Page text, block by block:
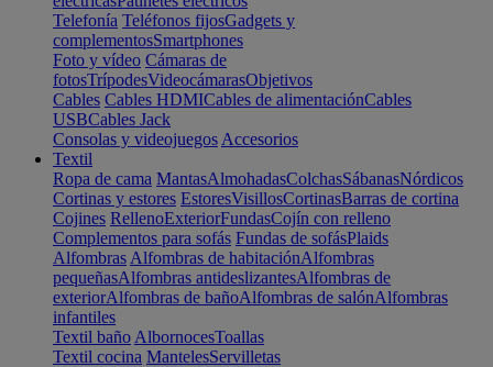
Telefonía Teléfonos fijosGadgets y
complementosSmartphones
Foto y vídeo Cámaras de
fotosTrípodesVideocámarasObjetivos
Cables Cables HDMICables de alimentaciónCables
USBCables Jack
Consolas y videojuegos Accesorios
Textil
Ropa de cama MantasAlmohadasColchasSábanasNórdicos
Cortinas y estores EstoresVisillosCortinasBarras de cortina
Cojines RellenoExteriorFundasCojín con relleno
Complementos para sofás Fundas de sofásPlaids
Alfombras Alfombras de habitaciónAlfombras
pequeñasAlfombras antideslizantesAlfombras de
exteriorAlfombras de bañoAlfombras de salónAlfombras
infantiles
Textil baño AlbornocesToallas
Textil cocina MantelesServilletas